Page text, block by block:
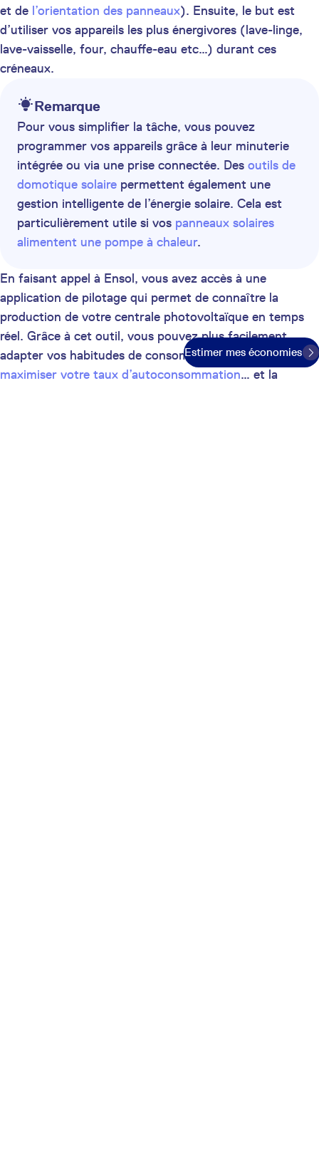
Estimer mes économies
et de l’orientation des panneaux). Ensuite, le but est
d’utiliser vos appareils les plus énergivores (lave-linge,
lave-vaisselle, four, chauffe-eau etc…) durant ces
créneaux.
Remarque
Pour vous simplifier la tâche, vous pouvez
programmer vos appareils grâce à leur minuterie
intégrée ou via une prise connectée. Des outils de
domotique solaire permettent également une
gestion intelligente de l’énergie solaire. Cela est
particulièrement utile si vos panneaux solaires
alimentent une pompe à chaleur.
En faisant appel à Ensol, vous avez accès à une
application de pilotage qui permet de connaître la
production de votre centrale photovoltaïque en temps
réel. Grâce à cet outil, vous pouvez plus facilement
adapter vos habitudes de consommation afin de
maximiser votre taux d’autoconsommation… et la